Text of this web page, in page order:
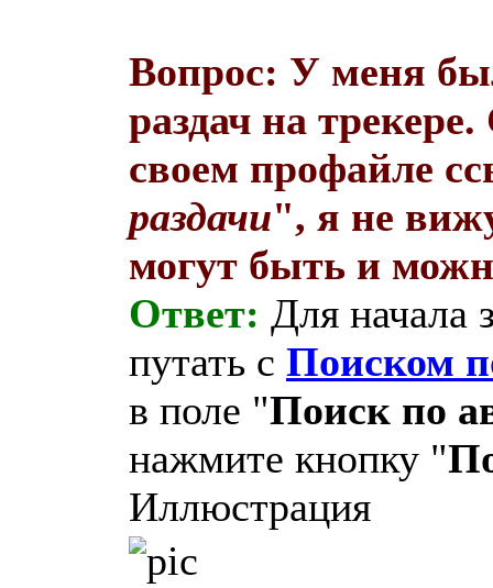
Вопрос: У меня
раздач на
своем профайле
раздачи", я не
могут быть и
Ответ: Для начала
путать с Поиском
в поле "Поиск по
нажмите кнопку "
Иллюстрация